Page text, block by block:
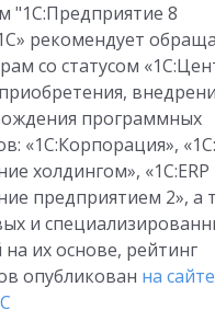
"1С:Предприятие 8
рекомендует
со статусом
программных
«1С:Корпорация»,
холдингом», «1С:ERP
предприятием 2», а
и
их основе, рейтинг
опубликован на сайте